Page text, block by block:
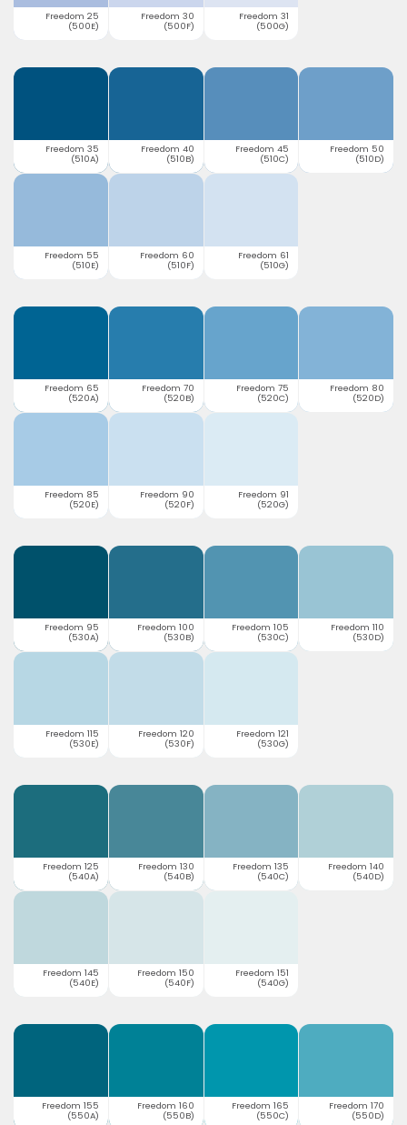
Freedom 25
(500E)
Freedom 30
(500F)
Freedom 31
(500G)
Freedom 35
(510A)
Freedom 40
(510B)
Freedom 45
(510C)
Freedom 50
(510D)
Freedom 55
(510E)
Freedom 60
(510F)
Freedom 61
(510G)
Freedom 65
(520A)
Freedom 70
(520B)
Freedom 75
(520C)
Freedom 80
(520D)
Freedom 85
(520E)
Freedom 90
(520F)
Freedom 91
(520G)
Freedom 95
(530A)
Freedom 100
(530B)
Freedom 105
(530C)
Freedom 110
(530D)
Freedom 115
(530E)
Freedom 120
(530F)
Freedom 121
(530G)
Freedom 125
(540A)
Freedom 130
(540B)
Freedom 135
(540C)
Freedom 140
(540D)
Freedom 145
(540E)
Freedom 150
(540F)
Freedom 151
(540G)
Freedom 155
(550A)
Freedom 160
(550B)
Freedom 165
(550C)
Freedom 170
(550D)